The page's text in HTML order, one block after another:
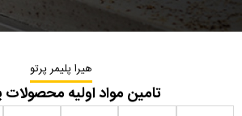
هیرا پلیمر پرتو
تامین مواد اولیه محصولات